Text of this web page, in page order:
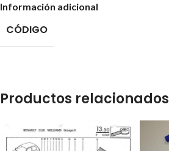
Información adicional
CÓDIGO
Productos relacionados